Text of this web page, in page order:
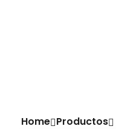
Home Productos